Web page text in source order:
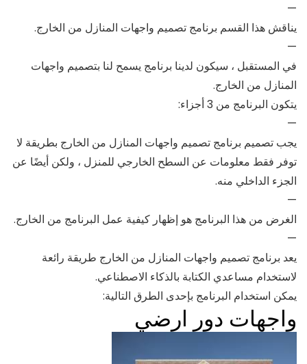
—
يناقش هذا القسم برنامج تصميم واجهات المنازل من الخارج.
—
في المستقبل ، سيكون لدينا برنامج يسمح لنا بتصميم واجهات
المنازل من الخارج.
يتكون البرنامج من 3 أجزاء:
—
يجب تصميم برنامج تصميم واجهات المنازل من الخارج بطريقة لا
توفر فقط معلومات عن السطح الخارجي للمنزل ، ولكن أيضًا عن
الجزء الداخلي منه.
—
الغرض من هذا البرنامج هو إظهار كيفية عمل البرنامج من الخارج.
—
يعد برنامج تصميم واجهات المنازل من الخارج طريقة رائعة
لاستخدام مساعدي الكتابة بالذكاء الاصطناعي.
يمكن استخدام البرنامج بإحدى الطرق التالية:
واجهات دور ارضي